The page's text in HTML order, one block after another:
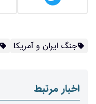
جنگ ایران و آمریکا
اخبار مرتبط